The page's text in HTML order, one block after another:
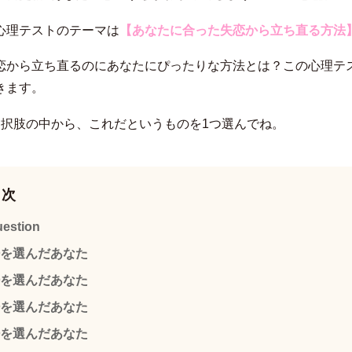
理テストのテーマは 【あなたに合った失恋から立ち直る方法】
から立ち直るのにあなたにぴったりな方法とは？この心理テ
す。
肢の中から、これだというものを1つ選んでね。
選んだあなた
選んだあなた
選んだあなた
選んだあなた